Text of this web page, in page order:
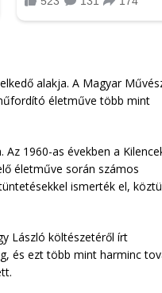
alakja. A Magyar
életműve több mint
1960-as években a
életműve során számos
ismerték el,
László költészetéről írt
és ezt több mint harminc